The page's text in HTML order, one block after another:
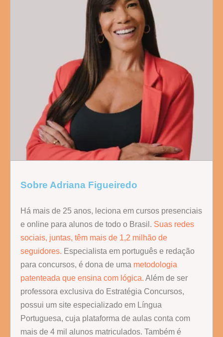
Sobre Adriana Figueiredo
Há mais de 25 anos, leciona em cursos presenciais
e online para alunos de todo o Brasil. Suas redes
sociais, juntas, têm mais de 1,2 milhão de
seguidores. Especialista em português e redação
para concursos, é dona de uma metodologia
patenteada que ensina com lógica. Além de ser
professora exclusiva do Estratégia Concursos,
possui um site especializado em Língua
Portuguesa, cuja plataforma de aulas conta com
mais de 4 mil alunos matriculados. Também é